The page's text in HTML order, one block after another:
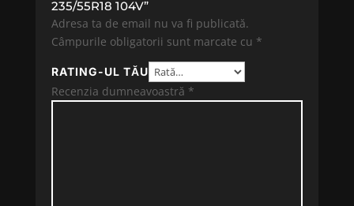
235/55R18 104V”
Adresa ta de email nu va fi publicată.
Câmpurile obligatorii sunt marcate cu *
RATING-UL TĂU
Recenzia dumneavoastră *